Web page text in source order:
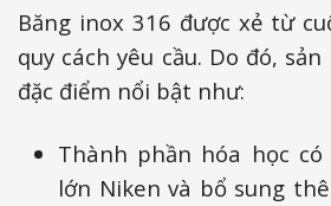
Băng inox 316 được xẻ từ
quy cách yêu cầu. Do đó,
đặc điểm nổi bật như:
Thành phần hóa học
lớn Niken và bổ sung